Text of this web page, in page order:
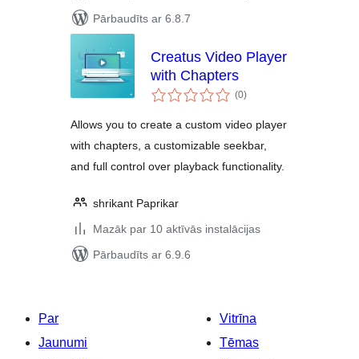
Pārbaudīts ar 6.8.7
Creatus Video Player
with Chapters
(0vērtējumu
kopsumma
)
Allows you to create a custom video player
with chapters, a customizable seekbar,
and full control over playback functionality.
shrikant Paprikar
Mazāk par 10 aktīvās instalācijas
Pārbaudīts ar 6.9.6
Par
Jaunumi
Vitrīna
Tēmas